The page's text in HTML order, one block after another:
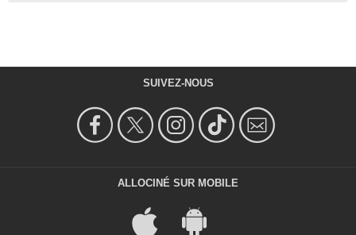
SUIVEZ-NOUS
ALLOCINÉ SUR MOBILE